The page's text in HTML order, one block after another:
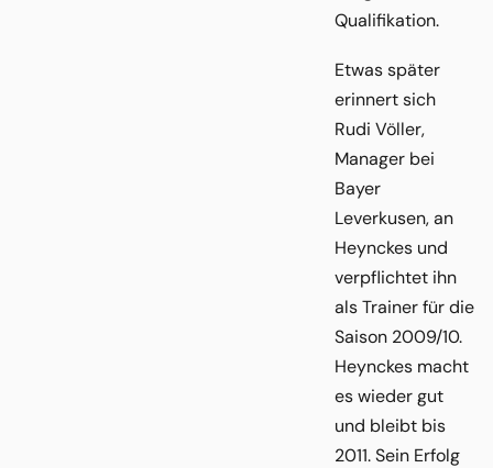
Qualifikation.
Etwas später
erinnert sich
Rudi Völler,
Manager bei
Bayer
Leverkusen, an
Heynckes und
verpflichtet ihn
als Trainer für die
Saison 2009/10.
Heynckes macht
es wieder gut
und bleibt bis
2011. Sein Erfolg